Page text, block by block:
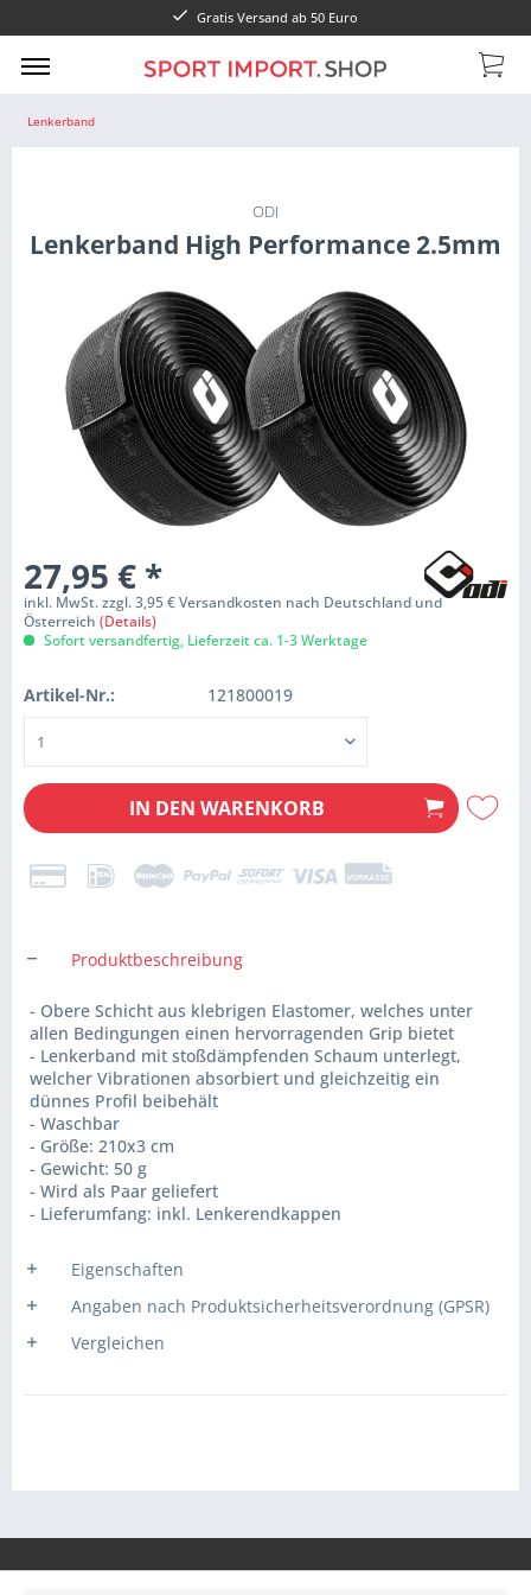
Gratis Versand ab 50 Euro
Lenkerband
ODI
Lenkerband High Performance 2.5mm
27,95 € *
inkl. MwSt. zzgl. 3,95 € Versandkosten nach Deutschland und
Österreich (Details)
Sofort versandfertig, Lieferzeit ca. 1-3 Werktage
Artikel-Nr.: 121800019
IN DEN WARENKORB
Produktbeschreibung
- Obere Schicht aus klebrigen Elastomer, welches unter
allen Bedingungen einen hervorragenden Grip bietet
- Lenkerband mit stoßdämpfenden Schaum unterlegt,
welcher Vibrationen absorbiert und gleichzeitig ein
dünnes Profil beibehält
- Waschbar
- Größe: 210x3 cm
- Gewicht: 50 g
- Wird als Paar geliefert
- Lieferumfang: inkl. Lenkerendkappen
Eigenschaften
Angaben nach Produktsicherheitsverordnung (GPSR)
Vergleichen